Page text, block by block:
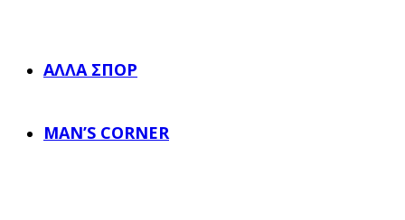
ΆΛΛΑ ΣΠΟΡ
MAN’S CORNER